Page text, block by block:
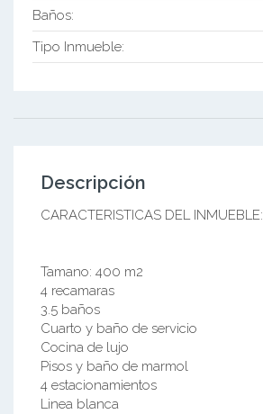
Baños:
Tipo Inmueble:
Descripción
CARACTERISTICAS DEL INMUEBLE:
Tamano: 400 m2
4 recamaras
3.5 baños
Cuarto y baño de servicio
Cocina de lujo
Pisos y baño de marmol
4 estacionamientos
Linea blanca